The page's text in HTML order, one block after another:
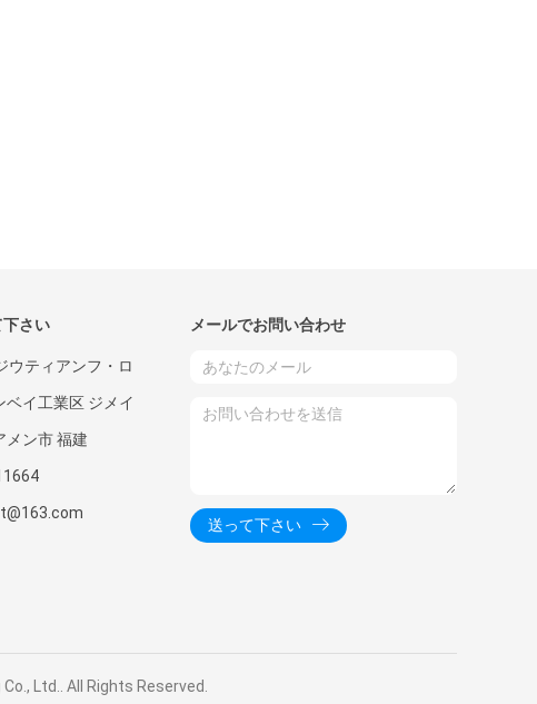
さい
ウティアンフ・ロ
ベイ工業区 ジメイ
メン市 福建
メールでお問い合わせ
送って下さい
Ltd.. All Rights Reserved.